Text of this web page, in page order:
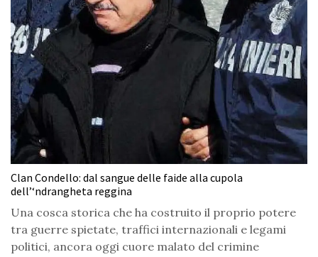
Clan Condello: dal sangue delle faide alla cupola
dell’‘ndrangheta reggina
Una cosca storica che ha costruito il proprio potere
tra guerre spietate, traffici internazionali e legami
politici, ancora oggi cuore malato del crimine